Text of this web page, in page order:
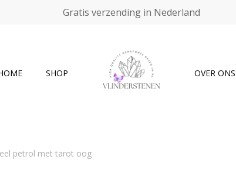
Gratis verzending in Nederland
SHOP OVER ONS
petrol met tarot oog